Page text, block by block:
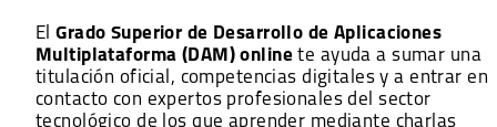
ElGrado Superior de Desarrollo de Aplicaciones
Multiplataforma (DAM) online te ayuda a sumar una
titulación oficial, competencias digitales y a entrar en
contacto con expertos profesionales del sector
tecnológico de los que aprender mediante charlas